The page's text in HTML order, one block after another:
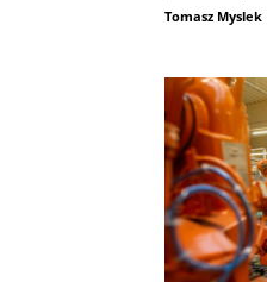
Tomasz Myslek